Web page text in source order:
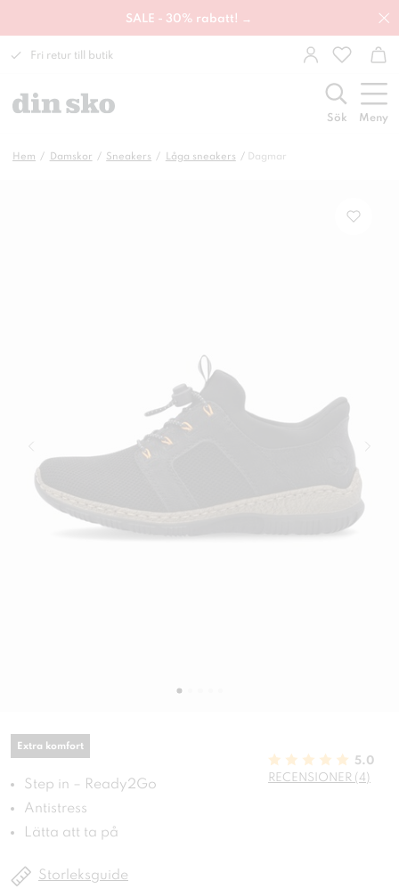
SALE - 30% rabatt! →
Fri retur till butik
Sök Meny
Hem Damskor Sneakers Låga sneakers Dagmar
Extra komfort
Step in – Ready2Go
Antistress
Lätta att ta på
5.0
RECENSIONER (4)
Storleksguide